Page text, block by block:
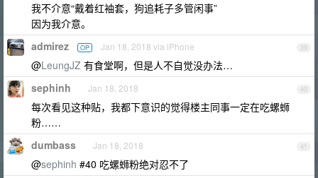
我不介意“戴着红袖套，狗追耗子多管闲事”
因为我介意。
39
admirez OP Jan 18, 2018 via iPhone
@LeungJZ 有食堂啊，但是人不自觉没办法…
40
sephinh Jan 18, 2018
每次看见这种贴，我都下意识的觉得楼主同事一定在吃螺蛳
粉……
41
dumbass Jan 18, 2018
@sephinh #40 吃螺蛳粉绝对忍不了